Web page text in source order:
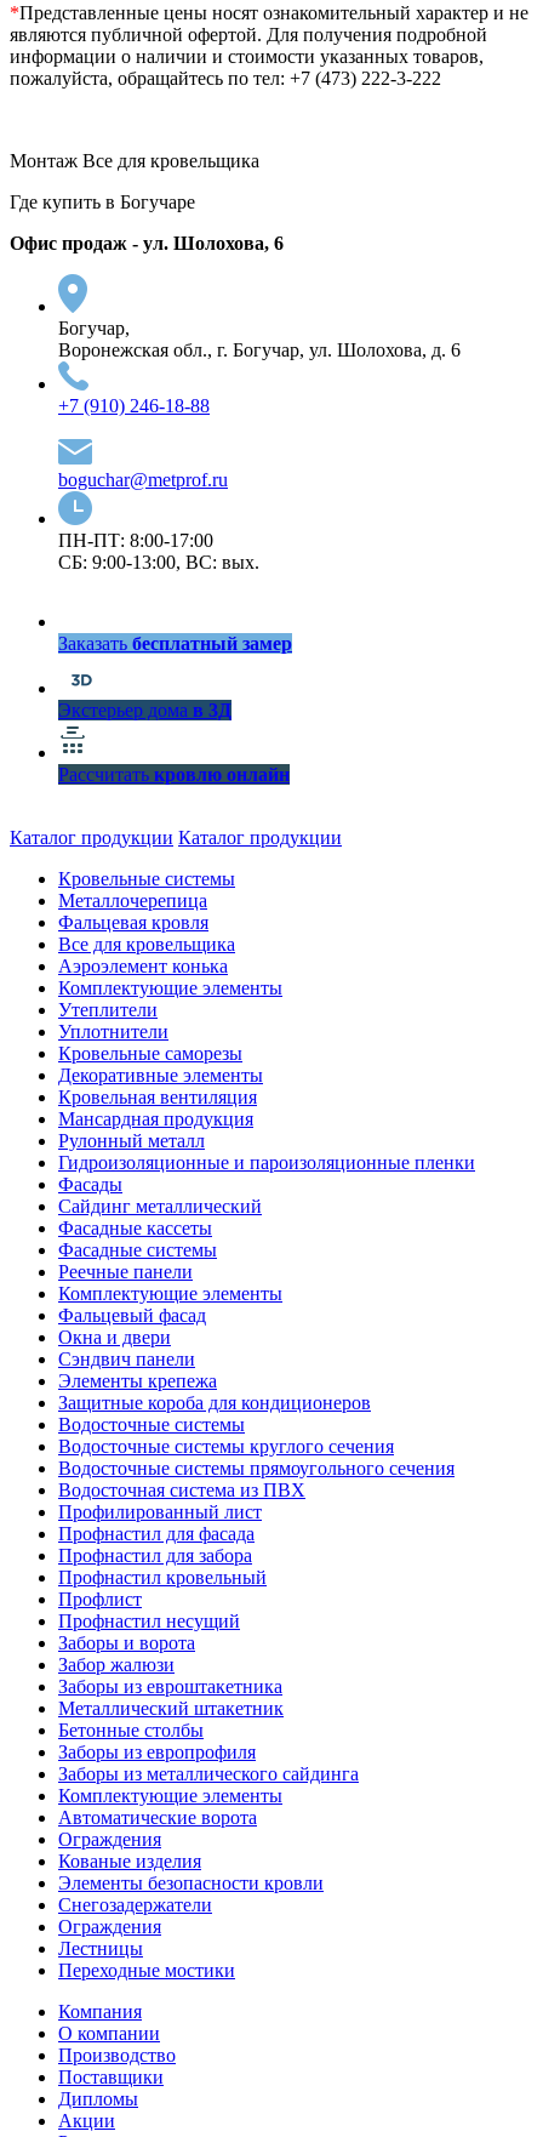
*Представленные цены носят ознакомительный характер и не
являются публичной офертой. Для получения подробной
информации о наличии и стоимости указанных товаров,
пожалуйста, обращайтесь по тел: +7 (473) 222-3-222
Монтаж Все для кровельщика
Где купить в Богучаре
Офис продаж - ул. Шолохова, 6
Богучар,
Воронежская обл., г. Богучар, ул. Шолохова, д. 6
+7 (910) 246-18-88
boguchar@metprof.ru
ПН-ПТ: 8:00-17:00
СБ: 9:00-13:00, ВС: вых.
Заказать бесплатный замер
Экстерьер дома в 3Д
Рассчитать кровлю онлайн
Каталог продукции Каталог продукции
Кровельные системы
Металлочерепица
Фальцевая кровля
Все для кровельщика
Аэроэлемент конька
Комплектующие элементы
Утеплители
Уплотнители
Кровельные саморезы
Декоративные элементы
Кровельная вентиляция
Мансардная продукция
Рулонный металл
Гидроизоляционные и пароизоляционные пленки
Фасады
Сайдинг металлический
Фасадные кассеты
Фасадные системы
Реечные панели
Комплектующие элементы
Фальцевый фасад
Окна и двери
Сэндвич панели
Элементы крепежа
Защитные короба для кондиционеров
Водосточные системы
Водосточные системы круглого сечения
Водосточные системы прямоугольного сечения
Водосточная система из ПВХ
Профилированный лист
Профнастил для фасада
Профнастил для забора
Профнастил кровельный
Профлист
Профнастил несущий
Заборы и ворота
Забор жалюзи
Заборы из евроштакетника
Металлический штакетник
Бетонные столбы
Заборы из европрофиля
Заборы из металлического сайдинга
Комплектующие элементы
Автоматические ворота
Ограждения
Кованые изделия
Элементы безопасности кровли
Снегозадержатели
Ограждения
Лестницы
Переходные мостики
Компания
О компании
Производство
Поставщики
Дипломы
Акции